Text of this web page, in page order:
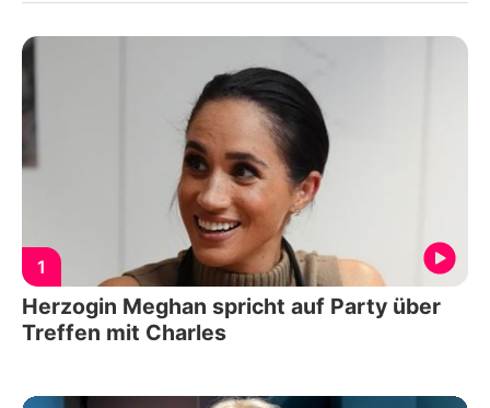
1
Herzogin Meghan spricht auf Party über
Treffen mit Charles